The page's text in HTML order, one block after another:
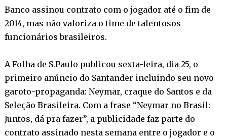
Banco assinou contrato com o jogador até o fim de
2014, mas não valoriza o time de talentosos
funcionários brasileiros.
A Folha de S.Paulo publicou sexta-feira, dia 25, o
primeiro anúncio do Santander incluindo seu novo
garoto-propaganda: Neymar, craque do Santos e da
Seleção Brasileira. Com a frase “Neymar no Brasil:
Juntos, dá pra fazer”, a publicidade faz parte do
contrato assinado nesta semana entre o jogador e o